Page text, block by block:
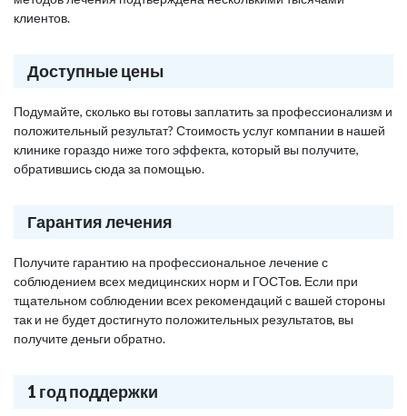
клиентов.
Доступные цены
Подумайте, сколько вы готовы заплатить за профессионализм и
положительный результат? Стоимость услуг компании в нашей
клинике гораздо ниже того эффекта, который вы получите,
обратившись сюда за помощью.
Гарантия лечения
Получите гарантию на профессиональное лечение с
соблюдением всех медицинских норм и ГОСТов. Если при
тщательном соблюдении всех рекомендаций с вашей стороны
так и не будет достигнуто положительных результатов, вы
получите деньги обратно.
1 год поддержки